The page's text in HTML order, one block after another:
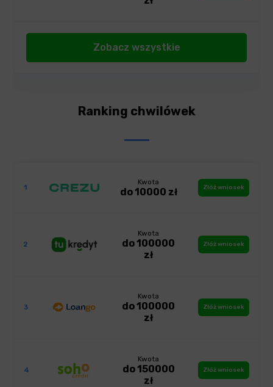
Zobacz wszystkie
Ranking chwilówek
1
Kwota
do 10000 zł Złóż wniosek
2
Kwota
do 100000
zł
Złóż wniosek
3
Kwota
do 100000
zł
Złóż wniosek
4
Kwota
do 150000
zł
Złóż wniosek